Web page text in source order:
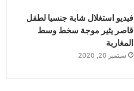
فيديو استغلال شابة جنسيا لطفل
قاصر يثير موجة سخط وسط
المغاربة
سبتمبر 20, 2020